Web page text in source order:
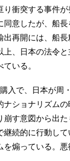
衝突する事件
意したが、船
再開には、船
、日本の法令
いる。
入で、日本が周
ショナリズム
す意図から出
続的に行動して
煽っている。